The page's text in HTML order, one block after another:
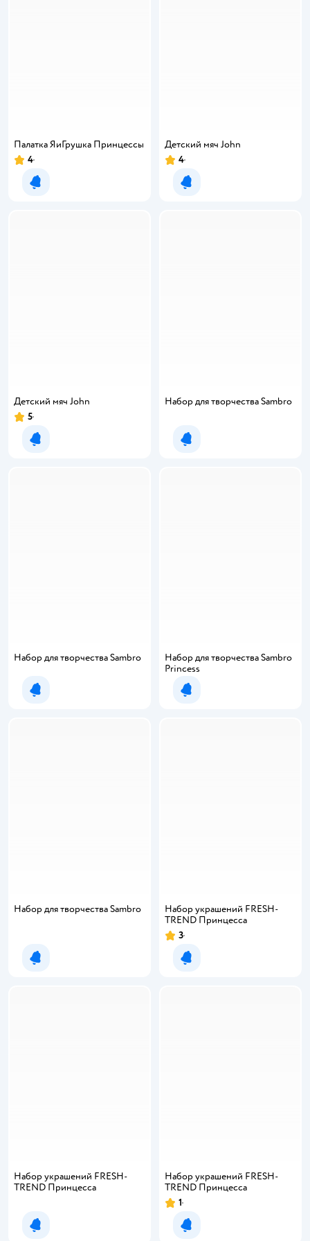
Палатка ЯиГрушка Принцессы
4
Уведомить о появлении
Детский мяч John
4
Уведомить о появлении
Детский мяч John
5
Уведомить о появлении
Набор для творчества Sambro
Уведомить о появлении
Набор для творчества Sambro
Уведомить о появлении
Набор для творчества Sambro
Princess
Уведомить о появлении
Набор для творчества Sambro
Уведомить о появлении
Набор украшений FRESH-
TREND Принцесса
3
Уведомить о появлении
Набор украшений FRESH-
TREND Принцесса
Уведомить о появлении
Набор украшений FRESH-
TREND Принцесса
1
Уведомить о появлении